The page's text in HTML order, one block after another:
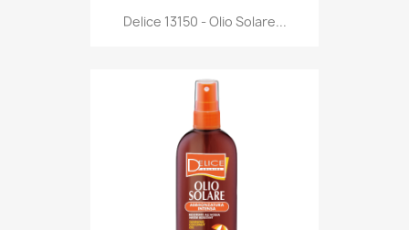
Anteprima
Delice 13150 - Olio Solare...